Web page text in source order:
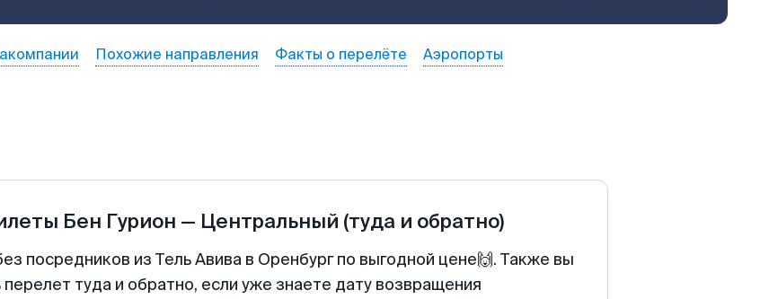
Похожие направления Факты о перелёте Аэропорты
Бен Гурион — Центральный (туда и обратно)
посредников из Тель Авива в Оренбург по выгодной цене🙌. Также вы
туда и обратно, если уже знаете дату возвращения